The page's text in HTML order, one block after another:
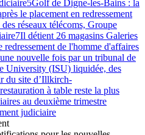
5Golf de Digne-les-Bains : la
le placement en redressement
réseaux télécoms, Groupe
7Il détient 26 magasins Galeries
de l'homme d'affaires
nouvelle fois par un tribunal de
University (ISU) liquidée, des
du site d’Illkirch-
à table reste la plus
au deuxième trimestre
judiciaire